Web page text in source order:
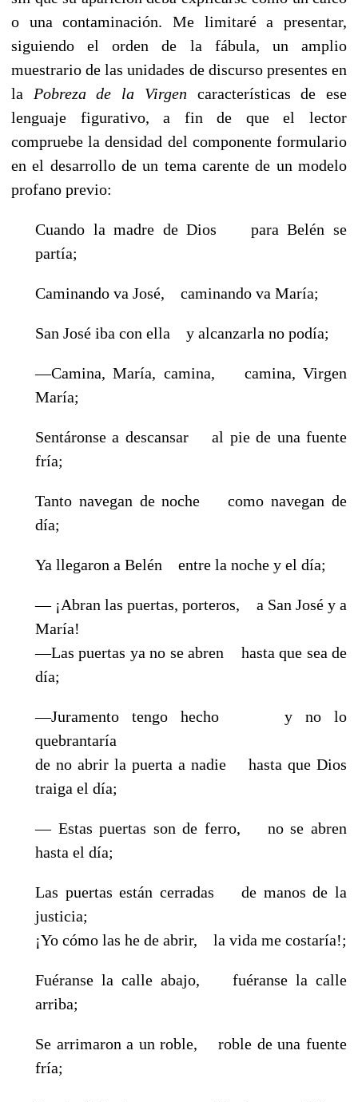
o una contaminación. Me limitaré a presentar,
siguiendo el orden de la fábula, un amplio
muestrario de las unidades de discurso presentes en
la Pobreza de la Virgen características de ese
lenguaje figurativo, a fin de que el lector
compruebe la densidad del componente formulario
en el desarrollo de un tema carente de un modelo
profano previo:
Cuando la madre de Dios para Belén se
partía;
Caminando va José, caminando va María;
San José iba con ella y alcanzarla no podía;
—Camina, María, camina, camina, Virgen
María;
Sentáronse a descansar al pie de una fuente
fría;
Tanto navegan de noche como navegan de
día;
Ya llegaron a Belén entre la noche y el día;
— ¡Abran las puertas, porteros, a San José y a
María!
—Las puertas ya no se abren hasta que sea de
día;
—Juramento tengo hecho y no lo
quebrantaría
de no abrir la puerta a nadie hasta que Dios
traiga el día;
— Estas puertas son de ferro, no se abren
hasta el día;
Las puertas están cerradas de manos de la
justicia;
¡Yo cómo las he de abrir, la vida me costaría!;
Fuéranse la calle abajo, fuéranse la calle
arriba;
Se arrimaron a un roble, roble de una fuente
fría;